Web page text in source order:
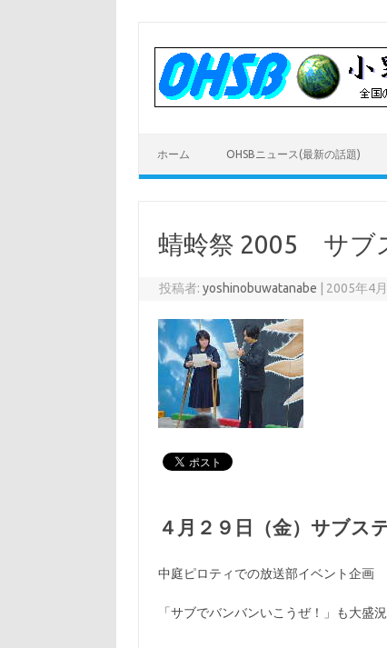
ホーム OHSBニュース(最新の話題)
蜻蛉祭 2005 サブ
投稿者:yoshinobuwatanabe 2005年4
４月２９日（金）サブ
中庭ピロティでの放送部イベント企画
「サブでバンバンいこうぜ！」も大盛